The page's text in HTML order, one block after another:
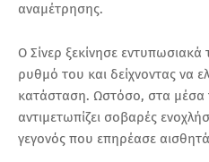
αναμέτρησης.
Ο Σίνερ ξεκίνησε
ρυθμό του και δείχνοντας να
κατάσταση. Ωστόσο, στα μέσα
αντιμετωπίζει σοβαρές
γεγονός που επηρέασε